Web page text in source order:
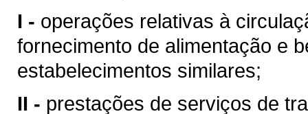
I - operações relativas à
fornecimento de alimentação e
estabelecimentos similares;
II - prestações de serviços de